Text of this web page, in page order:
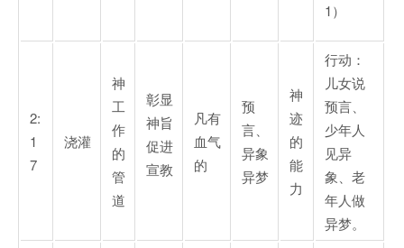
1）
2:
1
7
浇灌
神
工
作
的
管
道
彰显
神旨
促进
宣教
凡有
血气
的
预
言、
异象
异梦
神
迹
的
能
力
行动：
儿女说
预言、
少年人
见异
象、老
年人做
异梦。